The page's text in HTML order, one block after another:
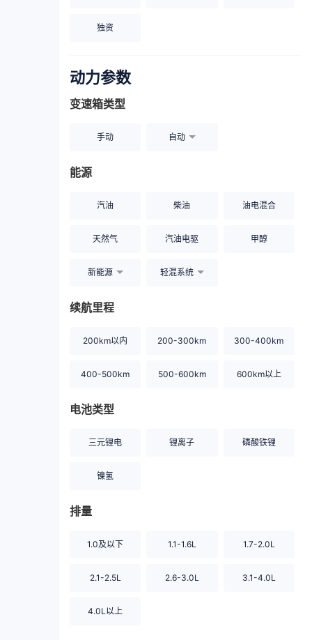
独资
动力参数
变速箱类型
手动 自动
能源
汽油 柴油 油电混合
天然气 汽油电驱 甲醇
新能源 轻混系统
续航里程
200km以内 200-300km 300-400km
400-500km 500-600km 600km以上
电池类型
三元锂电 锂离子 磷酸铁锂
镍氢
排量
1.0及以下 1.1-1.6L 1.7-2.0L
2.1-2.5L 2.6-3.0L 3.1-4.0L
4.0L以上